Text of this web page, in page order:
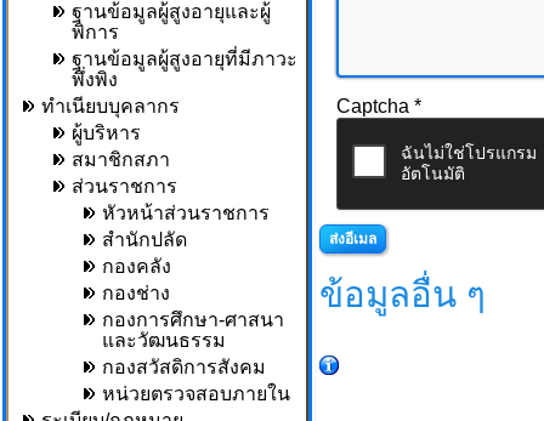
ฐานข้อมูลผู้สูงอายุและผู้
พิการ
ฐานข้อมูลผู้สูงอายุที่มีภาวะ
พึ่งพิง
ทำเนียบบุคลากร
ผู้บริหาร
สมาชิกสภา
ส่วนราชการ
หัวหน้าส่วนราชการ
สำนักปลัด
กองคลัง
กองช่าง
กองการศึกษา-ศาสนา
และวัฒนธรรม
กองสวัสดิการสังคม
หน่วยตรวจสอบภายใน
Captcha *
ส่งอีเมล
ข้อมูลอื่น ๆ